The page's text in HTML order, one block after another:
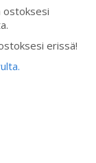
ostoksesi
erissä!